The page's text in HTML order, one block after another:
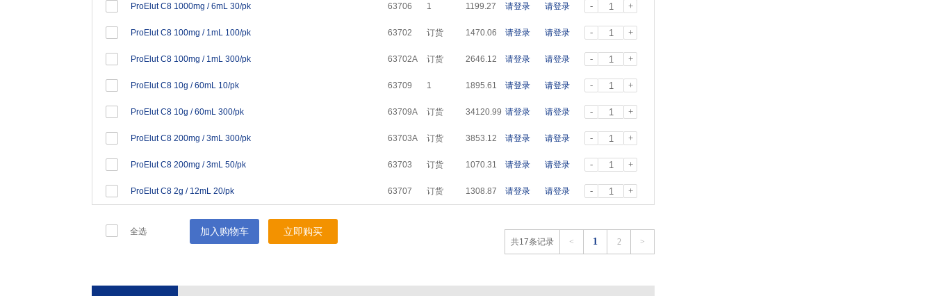
ProElut C8 1000mg / 6mL 30/pk 63706 1 1199.27 请登录 请登录 - +
ProElut C8 100mg / 1mL 100/pk 63702 订货 1470.06 请登录 请登录 - +
ProElut C8 100mg / 1mL 300/pk 63702A 订货 2646.12 请登录 请登录 - +
ProElut C8 10g / 60mL 10/pk 63709 1 1895.61 请登录 请登录 - +
ProElut C8 10g / 60mL 300/pk 63709A 订货 34120.99 请登录 请登录 - +
ProElut C8 200mg / 3mL 300/pk 63703A 订货 3853.12 请登录 请登录 - +
ProElut C8 200mg / 3mL 50/pk 63703 订货 1070.31 请登录 请登录 - +
ProElut C8 2g / 12mL 20/pk 63707 订货 1308.87 请登录 请登录 - +
全选 加入购物车 立即购买
共17条记录 < 1 2 >